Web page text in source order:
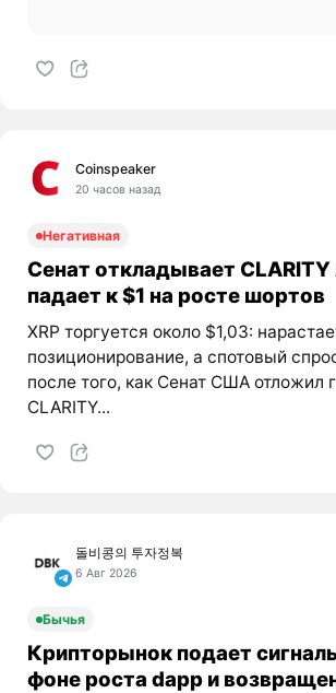
Coinspeaker
20 часов назад
Негативная
Сенат откладывает CLARITY
падает к $1 на росте шортов
XRP торгуется около $1,03:
позиционирование, а спотовый
после того, как Сенат США отложил
CLARITY...
돌비콩의 투자정복
6 Авг 2026
Бычья
Крипторынок подает
фоне роста dapp и